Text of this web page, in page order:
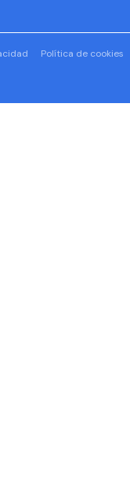
Política de cookies